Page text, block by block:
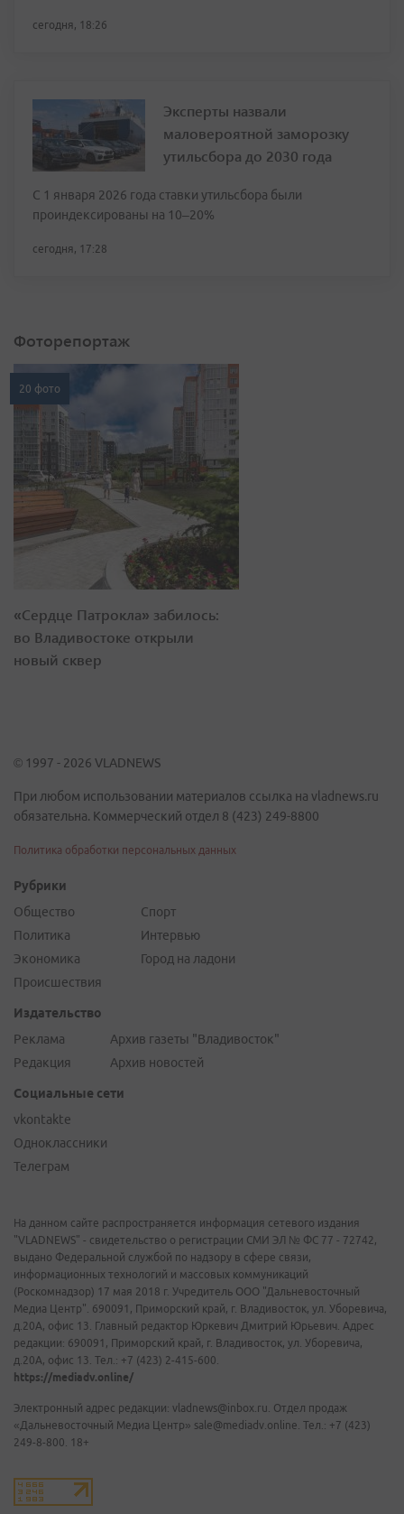
сегодня, 18:26
Эксперты назвали
маловероятной заморозку
утильсбора до 2030 года
С 1 января 2026 года ставки утильсбора были
проиндексированы на 10–20%
сегодня, 17:28
Фоторепортаж
20 фото
«Сердце Патрокла» забилось:
во Владивостоке открыли
новый сквер
© 1997 - 2026 VLADNEWS
При любом использовании материалов ссылка на vladnews.ru
обязательна. Коммерческий отдел 8 (423) 249-8800
Политика обработки персональных данных
Рубрики
Общество
Политика
Экономика
Происшествия
Спорт
Интервью
Город на ладони
Издательство
Реклама
Редакция
Архив газеты "Владивосток"
Архив новостей
Социальные сети
vkontakte
Одноклассники
Телеграм
На данном сайте распространяется информация сетевого издания
"VLADNEWS" - свидетельство о регистрации СМИ ЭЛ № ФС 77 - 72742,
выдано Федеральной службой по надзору в сфере связи,
информационных технологий и массовых коммуникаций
(Роскомнадзор) 17 мая 2018 г. Учредитель ООО "Дальневосточный
Медиа Центр". 690091, Приморский край, г. Владивосток, ул. Уборевича,
д.20А, офис 13. Главный редактор Юркевич Дмитрий Юрьевич. Адрес
редакции: 690091, Приморский край, г. Владивосток, ул. Уборевича,
д.20А, офис 13. Тел.: +7 (423) 2-415-600.
https://mediadv.online/
Электронный адрес редакции: vladnews@inbox.ru. Отдел продаж
«Дальневосточный Медиа Центр» sale@mediadv.online. Тел.: +7 (423)
249-8-800. 18+